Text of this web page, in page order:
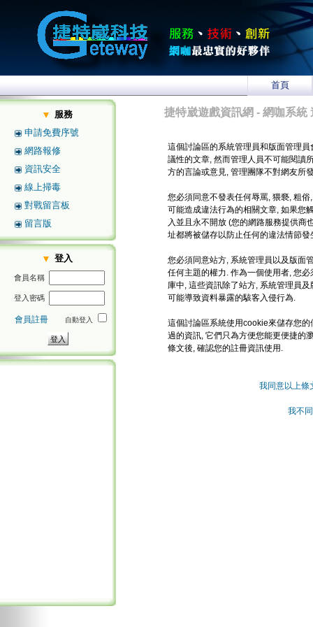
首頁
服務
申請免費序號
網路報修
資訊安全
線上掃毒
對戰留言板
留言版
登入
會員名稱
登入密碼
會員註冊 自動登入
捷特崴遊戲資訊網 - 網咖系統
這個討論區的系統管理員和版面管理
議性的文章, 然而管理人員不可能閱讀
方的言論或意見, 管理團隊不對網友所
您必須同意不發表任何辱罵, 猥褻, 粗
可能造成違法行為的相關文章, 如果您
入並且永不開放 (您的網路服務提供商
址都將被儲存以防止任何的違法情節發
您必須同意站方, 系統管理員以及版面
任何主題的權力. 作為一個使用者, 您
庫中, 這些資訊除了站方, 系統管理員
可能導致資料暴露的駭客入侵行為.
這個討論區系統使用cookie來儲存您
過的資訊, 它們只為方便您能更便捷的
條文後, 確認您的註冊資訊使用.
我同意以上條
我不